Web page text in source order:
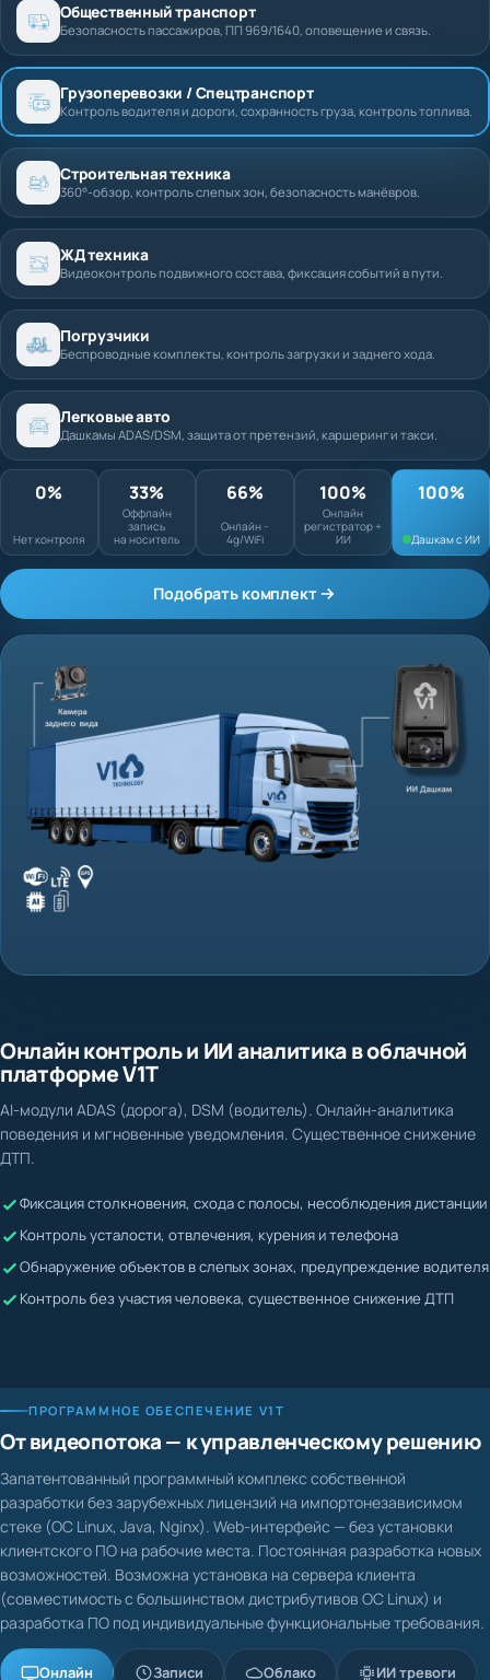
Общественный транспорт
Безопасность пассажиров, ПП 969/1640, оповещение и связь.
Грузоперевозки / Спецтранспорт
Контроль водителя и дороги, сохранность груза, контроль топлива.
Строительная техника
360°-обзор, контроль слепых зон, безопасность манёвров.
ЖД техника
Видеоконтроль подвижного состава, фиксация событий в пути.
Погрузчики
Беспроводные комплекты, контроль загрузки и заднего хода.
Легковые авто
Дашкамы ADAS/DSM, защита от претензий, каршеринг и такси.
0%
Оффлайн запись
на носитель
66%
Онлайн - 4g/WiFi
100%
Жалобы невозможно подтвердить или опровергнуть
Водитель может скрывать нарушения
Онлайн контроль и ИИ аналитика в облачной
платформе V1T
поведения и мгновенные уведомления. Существенное снижение
ДТП.
От видеопотока — к управленческому решению
разработки без зарубежных лицензий на импортонезависимом
стеке (ОС Linux, Java, Nginx). Web-интерфейс — без установки
клиентского ПО на рабочие места. Постоянная разработка новых
возможностей. Возможна установка на сервера клиента
(совместимость с большинством дистрибутивов ОС Linux) и
разработка ПО под индивидуальные функциональные требования.